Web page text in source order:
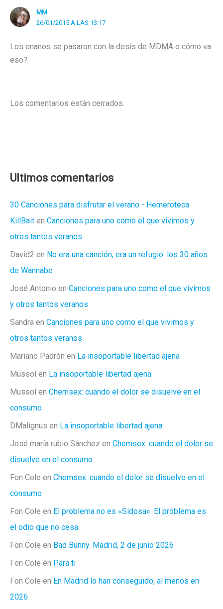
MM
26/01/2015 A LAS 13:17
Los enanos se pasaron con la dosis de MDMA o cómo va
eso?
Los comentarios están cerrados.
Ultimos comentarios
30 Canciones para disfrutar el verano - Hemeroteca
KillBait en Canciones para uno como el que vivimos y
otros tantos veranos
David2 en No era una canción, era un refugio: los 30 años
de Wannabe
José Antonio en Canciones para uno como el que vivimos
y otros tantos veranos
Sandra en Canciones para uno como el que vivimos y
otros tantos veranos
Mariano Padrón en La insoportable libertad ajena
Mussol en La insoportable libertad ajena
Mussol en Chemsex: cuando el dolor se disuelve en el
consumo
DMalignus en La insoportable libertad ajena
José maría rubio Sánchez en Chemsex: cuando el dolor se
disuelve en el consumo
Fon Cole en Chemsex: cuando el dolor se disuelve en el
consumo
Fon Cole en El problema no es «Sidosa». El problema es
el odio que no cesa.
Fon Cole en Bad Bunny. Madrid, 2 de junio 2026
Fon Cole en Para ti
Fon Cole en En Madrid lo han conseguido, al menos en
2026